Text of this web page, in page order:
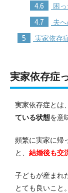
4.6 困
4.7 夫
5 実家依存
実家依存症
実家依存症とは
ている状態を意
頻繁に実家に帰
と、 結婚後も交
子どもが産まれ
とても良いこと。